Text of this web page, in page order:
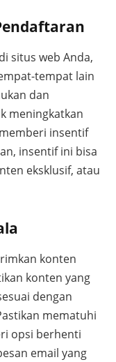
situs web Anda,
tempat lain
dan
meningkatkan
insentif
insentif ini bisa
eksklusif, atau
konten
konten yang
dengan
mematuhi
opsi berhenti
email yang